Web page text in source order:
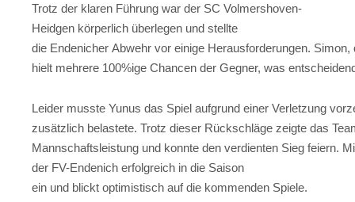
Trotz der klaren Führung war der SC Volmershoven-
Heidgen körperlich überlegen und stellte
die Endenicher Abwehr vor einige Herausforderungen.
hielt mehrere 100%ige Chancen der Gegner, was
Leider musste Yunus das Spiel aufgrund einer Verletzung
zusätzlich belastete. Trotz dieser Rückschläge zeigte das
Mannschaftsleistung und konnte den verdienten Sieg feiern.
der FV-Endenich erfolgreich in die Saison
ein und blickt optimistisch auf die kommenden Spiele.